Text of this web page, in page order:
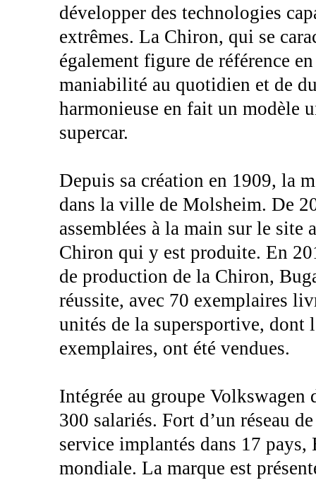
développer des technologies
extrêmes. La Chiron, qui se
également figure de référence
maniabilité au quotidien et de
harmonieuse en fait un modèle
supercar.
Depuis sa création en 1909, la
dans la ville de Molsheim. De
assemblées à la main sur le site
Chiron qui y est produite. En
de production de la Chiron,
réussite, avec 70 exemplaires
unités de la supersportive,
exemplaires, ont été vendues.
Intégrée au groupe Volkswagen
300 salariés. Fort d’un réseau
service implantés dans 17
mondiale. La marque est